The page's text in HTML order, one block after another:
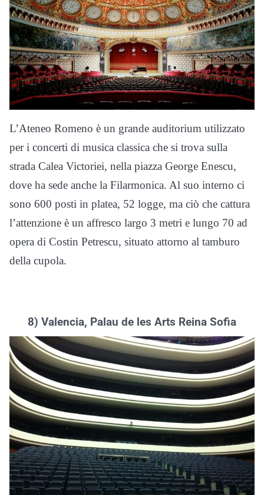
L’Ateneo Romeno è un grande auditorium utilizzato
per i concerti di musica classica che si trova sulla
strada Calea Victoriei, nella piazza George Enescu,
dove ha sede anche la Filarmonica. Al suo interno ci
sono 600 posti in platea, 52 logge, ma ciò che cattura
l’attenzione è un affresco largo 3 metri e lungo 70 ad
opera di Costin Petrescu, situato attorno al tamburo
della cupola.
8) Valencia, Palau de les Arts Reina Sofia